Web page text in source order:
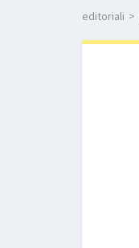
editoriali >